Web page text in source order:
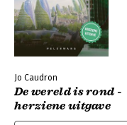
Jo Caudron
De wereld is rond -
herziene uitgave